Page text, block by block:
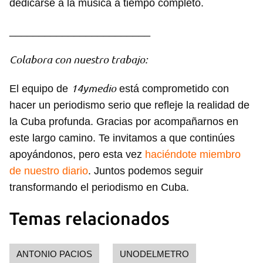
dedicarse a la música a tiempo completo.
Colabora con nuestro trabajo:
El equipo de 14ymedioestá comprometido con
hacer un periodismo serio que refleje la realidad de
la Cuba profunda. Gracias por acompañarnos en
este largo camino. Te invitamos a que continúes
apoyándonos, pero esta vez haciéndote miembro
de nuestro diario. Juntos podemos seguir
transformando el periodismo en Cuba.
Temas relacionados
ANTONIO PACIOS UNODELMETRO